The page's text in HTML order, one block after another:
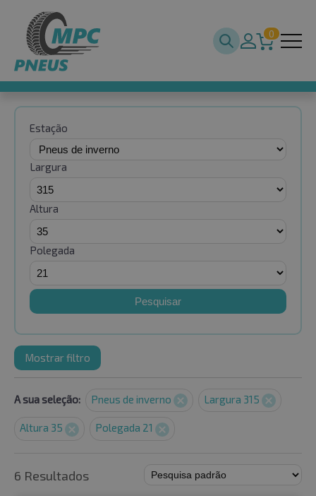
0
Estação
Largura
Altura
Polegada
Pesquisar
Mostrar filtro
A sua seleção: Pneus de inverno Largura 315
Altura 35 Polegada 21
6 Resultados